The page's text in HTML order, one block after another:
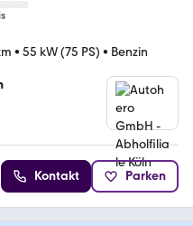
• 55 kW (75 PS) • Benzin
Kontakt Parken